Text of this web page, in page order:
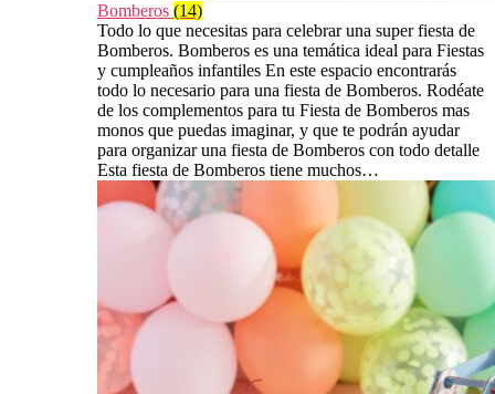
Bomberos (14)
Todo lo que necesitas para celebrar una super fiesta de
Bomberos. Bomberos es una temática ideal para Fiestas
y cumpleaños infantiles En este espacio encontrarás
todo lo necesario para una fiesta de Bomberos. Rodéate
de los complementos para tu Fiesta de Bomberos mas
monos que puedas imaginar, y que te podrán ayudar
para organizar una fiesta de Bomberos con todo detalle
Esta fiesta de Bomberos tiene muchos…